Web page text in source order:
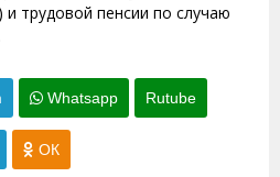
и трудовой пенсии по случаю
Whatsapp Rutube
ОК